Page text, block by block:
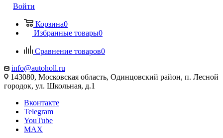
Войти
Корзина0
Избранные товары0
Сравнение товаров0
info@autoholl.ru
143080, Московская область, Одинцовский район, п. Лесной
городок, ул. Школьная, д.1
Вконтакте
Telegram
YouTube
MAX